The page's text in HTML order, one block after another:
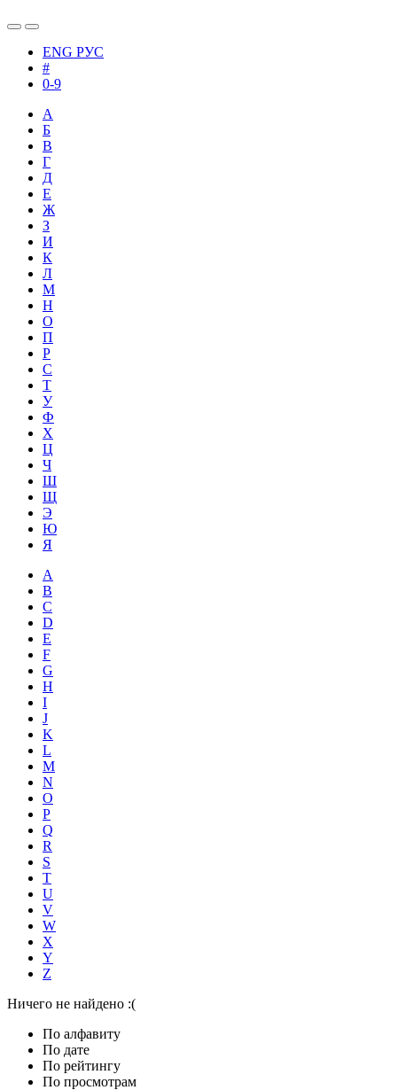
ENG РУС
#
0-9
А
Б
В
Г
Д
Е
Ж
З
И
К
Л
М
Н
О
П
Р
С
Т
У
Ф
Х
Ц
Ч
Ш
Щ
Э
Ю
Я
A
B
C
D
E
F
G
H
I
J
K
L
M
N
O
P
Q
R
S
T
U
V
W
X
Y
Z
Ничего не найдено :(
По алфавиту
По дате
По рейтингу
По просмотрам